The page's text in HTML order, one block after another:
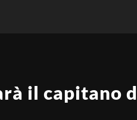
il capitano